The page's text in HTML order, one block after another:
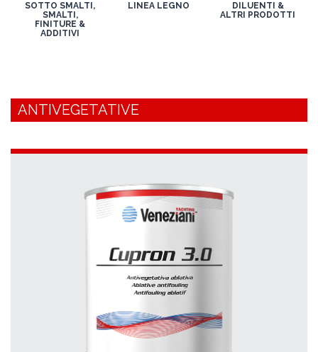
SOTTO SMALTI,
SMALTI,
FINITURE &
ADDITIVI
LINEA LEGNO
DILUENTI &
ALTRI PRODOTTI
ANTIVEGETATIVE